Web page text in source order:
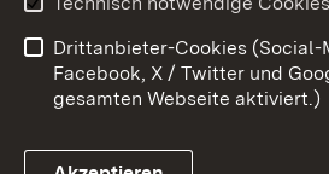
Impressum
Drittanbieter-Cookies (Social-
Facebook, X / Twitter und
gesamten Webseite aktiviert.)